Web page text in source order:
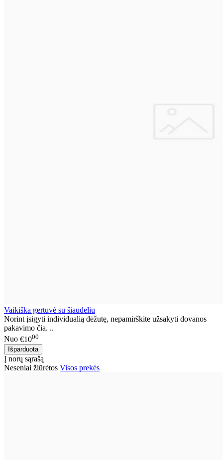
Vaikiška gertuvė su šiaudeliu
Norint įsigyti individualią dėžutę, nepamirškite užsakyti dovanos
pakavimo čia. ..
Nuo €1000
Į norų sąrašą
Neseniai žiūrėtos Visos prekės